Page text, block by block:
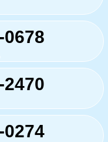
0678
2470
0274